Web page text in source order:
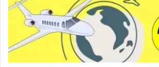
Radyasyon